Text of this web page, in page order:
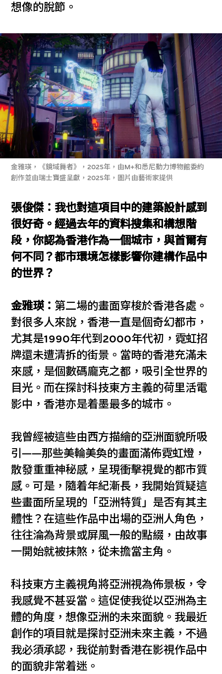
想像的脫節。
金雅瑛，《鏡域舞者》，2025年，由M+和悉尼動力博物館委約
創作並由瑞士寶盛呈獻，2025年，圖片由藝術家提供
張俊傑：我也對這項目中的建築設計感到
很好奇。經過去年的資料搜集和構想階
段，你認為香港作為一個城市，與首爾有
何不同？都市環境怎樣影響你建構作品中
的世界？
金雅瑛： 第二場的畫面穿梭於香港各處。
對很多人來說，香港一直是個奇幻都市，
尤其是1990年代到2000年代初，霓虹招
牌還未遭清拆的街景。當時的香港充滿未
來感，是個數碼龐克之都，吸引全世界的
目光。而在探討科技東方主義的荷里活電
影中，香港亦是着墨最多的城市。
我曾經被這些由西方描繪的亞洲面貌所吸
引——那些美輪美奐的畫面滿佈霓虹燈，
散發重重神秘感，呈現衝擊視覺的都市質
感。可是，隨着年紀漸長，我開始質疑這
些畫面所呈現的「亞洲特質」是否有其主
體性？在這些作品中出場的亞洲人角色，
往往淪為背景或屏風一般的點綴，由故事
一開始就被抹煞，從未擔當主角。
科技東方主義視角將亞洲視為佈景板，令
我感覺不甚妥當。這促使我從以亞洲為主
體的角度，想像亞洲的未來面貌。我最近
創作的項目就是探討亞洲未來主義，不過
我必須承認，我從前對香港在影視作品中
的面貌非常着迷。